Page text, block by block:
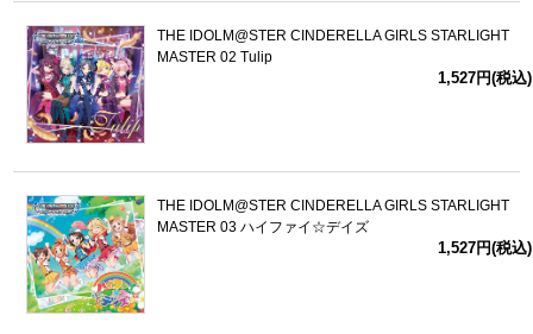
THE IDOLM@STER CINDERELLA GIRLS STARLIGHT
MASTER 02 Tulip
1,527円(税込)
THE IDOLM@STER CINDERELLA GIRLS STARLIGHT
MASTER 03 ハイファイ☆デイズ
1,527円(税込)